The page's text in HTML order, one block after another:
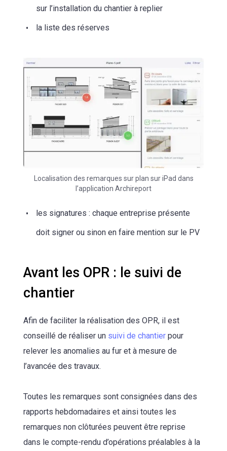
sur l’installation du chantier à replier
la liste des réserves
Localisation des remarques sur plan sur iPad dans
l’application Archireport
les signatures : chaque entreprise présente
doit signer ou sinon en faire mention sur le PV
Avant les OPR : le suivi de
chantier
Afin de faciliter la réalisation des OPR, il est
conseillé de réaliser un suivi de chantier pour
relever les anomalies au fur et à mesure de
l’avancée des travaux.
Toutes les remarques sont consignées dans des
rapports hebdomadaires et ainsi toutes les
remarques non clôturées peuvent être reprise
dans le compte-rendu d’opérations préalables à la